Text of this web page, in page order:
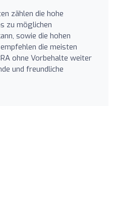
zählen die hohe
zu möglichen
sowie die hohen
die meisten
ohne Vorbehalte weiter
und freundliche